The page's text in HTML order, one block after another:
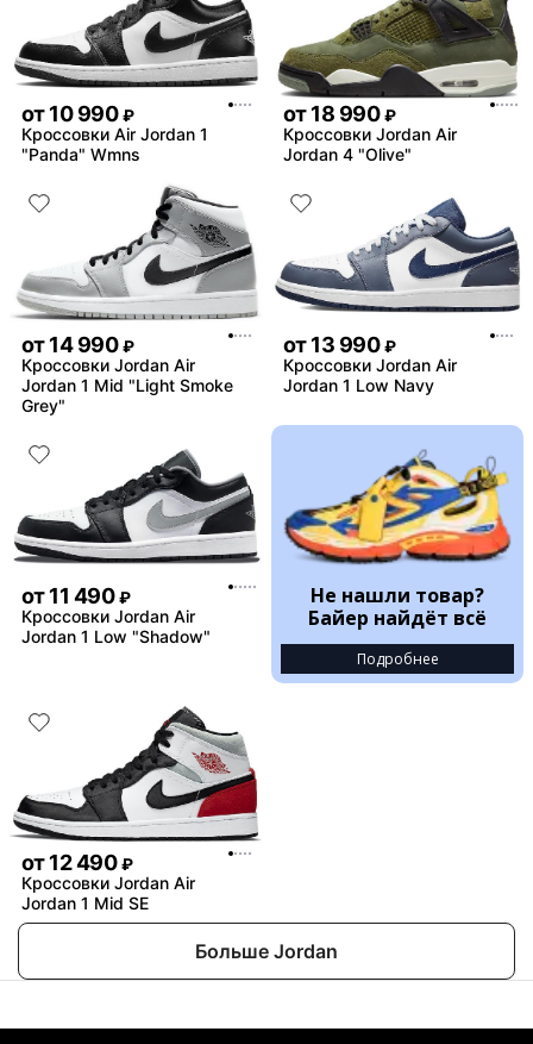
от10 990 ₽
Кроссовки Air Jordan 1
"Panda" Wmns
от18 990 ₽
Кроссовки Jordan Air
Jordan 4 "Olive"
от14 990 ₽
Кроссовки Jordan Air
Jordan 1 Mid "Light Smoke
Grey"
от13 990 ₽
Кроссовки Jordan Air
Jordan 1 Low Navy
от11 490 ₽
Кроссовки Jordan Air
Jordan 1 Low "Shadow"
Не нашли товар?
Байер найдёт всё
Подробнее
от12 490 ₽
Кроссовки Jordan Air
Jordan 1 Mid SE
Больше Jordan